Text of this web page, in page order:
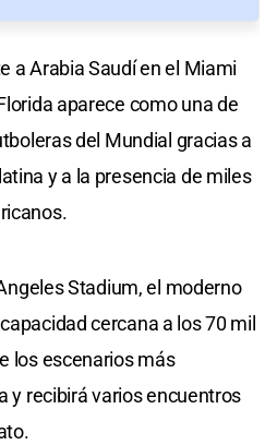
a Arabia Saudí en el Miami
aparece como una de
del Mundial gracias a
y a la presencia de miles
Stadium, el moderno
cercana a los 70 mil
los escenarios más
y recibirá varios encuentros